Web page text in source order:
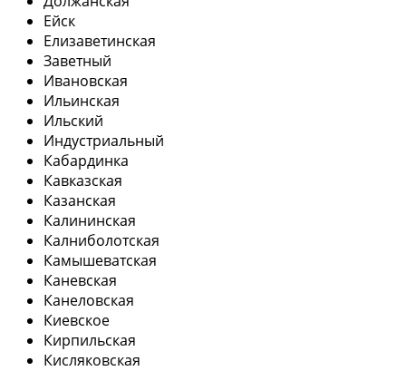
Ейск
Елизаветинская
Заветный
Ивановская
Ильинская
Ильский
Индустриальный
Кабардинка
Кавказская
Казанская
Калининская
Калниболотская
Камышеватская
Каневская
Канеловская
Киевское
Кирпильская
Кисляковская